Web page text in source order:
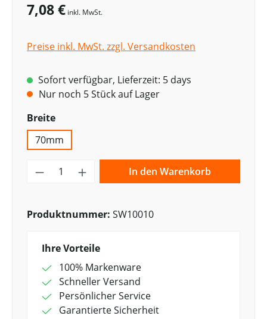
7,08 € inkl. MwSt.
Preise inkl. MwSt. zzgl. Versandkosten
Sofort verfügbar, Lieferzeit: 5 days
Nur noch 5 Stück auf Lager
Breiteauswählen
70mm
Produkt Anzahl: Gib den
In den Warenkorb
Produktnummer: SW10010
Ihre Vorteile
100% Markenware
Schneller Versand
Persönlicher Service
Garantierte Sicherheit